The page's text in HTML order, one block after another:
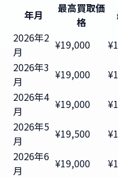
年月
最高買取価
格
2026年2
月
¥19,000
2026年3
月
¥19,000
2026年4
月
¥19,000
2026年5
月
¥19,500
2026年6
月
¥19,000